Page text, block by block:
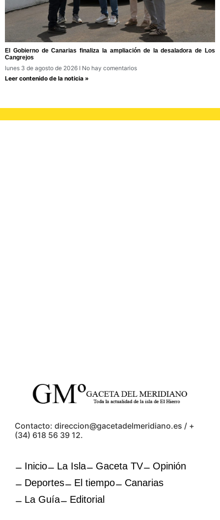
El Gobierno de Canarias finaliza la ampliación de la desaladora de Los
Cangrejos
lunes 3 de agosto de 2026
No hay comentarios
Leer contenido de la noticia »
Contacto: direccion@gacetadelmeridiano.es / +
(34) 618 56 39 12.
Inicio La Isla Gaceta TV
Opinión
Deportes
El tiempo
Canarias
La Guía
Editorial